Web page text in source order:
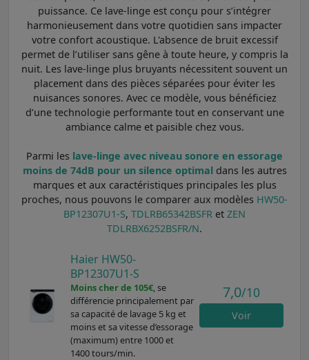
puissance. Ce lave-linge est conçu pour s’intégrer
harmonieusement dans votre quotidien sans impacter
votre confort acoustique. L'absence de bruit excessif
permet de l’utiliser sans gêne à toute heure, y compris la
nuit. Les lave-linge plus bruyants nécessitent souvent un
placement dans des pièces séparées pour éviter les
nuisances sonores. Avec ce modèle, vous bénéficiez
d’une technologie performante tout en conservant une
ambiance calme et paisible chez vous.
Parmi les lave-linge avec niveau sonore en essorage
moins de 74dB pour un silence optimaldans les autres
marques et aux caractéristiques principales les plus
proches, nous pouvons le comparer aux modèles HW50-
BP12307U1-S, TDLRB65342BSFR et ZEN
TDLRBX6252BSFR/N.
Haier HW50-
BP12307U1-S
Moins cher de 105€, se
différencie principalement par
sa capacité de lavage 5 kg et
moins et sa vitesse d’essorage
(maximum) entre 1000 et
1400 tours/min.
7,0/10
Voir